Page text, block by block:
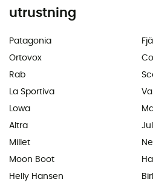
utrustning
Patagonia
Ortovox
Rab
La Sportiva
Lowa
Altra
Millet
Moon Boot
Helly Hansen